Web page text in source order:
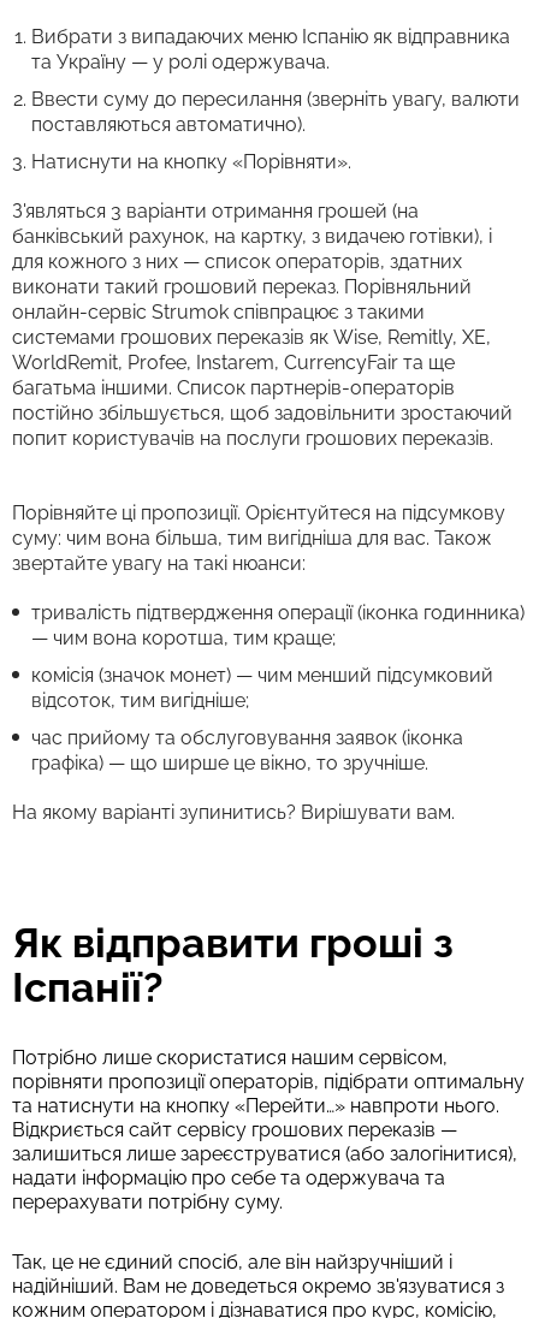
Вибрати з випадаючих меню Іспанію як відправника
та Україну — у ролі одержувача.
Ввести суму до пересилання (зверніть увагу, валюти
поставляються автоматично).
Натиснути на кнопку «Порівняти».
З'являться 3 варіанти отримання грошей (на
банківський рахунок, на картку, з видачею готівки), і
для кожного з них — список операторів, здатних
виконати такий грошовий переказ. Порівняльний
онлайн-сервіс Strumok співпрацює з такими
системами грошових переказів як Wise, Remitly, XE,
WorldRemit, Profee, Instarem, CurrencyFair та ще
багатьма іншими. Список партнерів-операторів
постійно збільшується, щоб задовільнити зростаючий
попит користувачів на послуги грошових переказів.
Порівняйте ці пропозиції. Орієнтуйтеся на підсумкову
суму: чим вона більша, тим вигідніша для вас. Також
звертайте увагу на такі нюанси:
тривалість підтвердження операції (іконка годинника)
— чим вона коротша, тим краще;
комісія (значок монет) — чим менший підсумковий
відсоток, тим вигідніше;
час прийому та обслуговування заявок (іконка
графіка) — що ширше це вікно, то зручніше.
На якому варіанті зупинитись? Вирішувати вам.
Як відправити гроші з
Іспанії?
Потрібно лише скористатися нашим сервісом,
порівняти пропозиції операторів, підібрати оптимальну
та натиснути на кнопку «Перейти…» навпроти нього.
Відкриється сайт сервісу грошових переказів —
залишиться лише зареєструватися (або залогінитися),
надати інформацію про себе та одержувача та
перерахувати потрібну суму.
Так, це не єдиний спосіб, але він найзручніший і
надійніший. Вам не доведеться окремо зв'язуватися з
кожним оператором і дізнаватися про курс, комісію,